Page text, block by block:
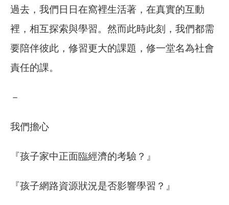
過去，我們日日在窩裡生活著，在真實的互動
裡，相互探索與學習。然而此時此刻，我們都需
要陪伴彼此，修習更大的課題，修一堂名為社會
責任的課。
－
我們擔心
『孩子家中正面臨經濟的考驗？』
『孩子網路資源狀況是否影響學習？』